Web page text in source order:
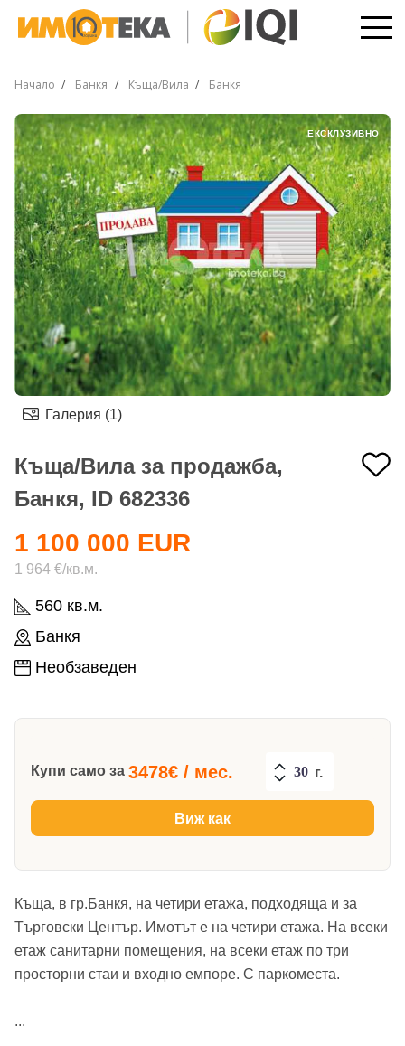
Начало Банкя Къща/Вила Банкя
ЕКСКЛУЗИВНО
Галерия (1)
Къща/Вила за продажба,
Банкя, ID 682336
560 кв.м.
Банкя
Необзаведен
1 100 000 EUR
1 964 €/кв.м.
Купи само за 3478€ / мес. г.
Виж как
Къща, в гр.Банкя, на четири етажа, подходяща и за
Търговски Център. Имотът е на четири етажа. На всеки
етаж санитарни помещения, на всеки етаж по три
просторни стаи и входно емпоре. С паркоместа.
...